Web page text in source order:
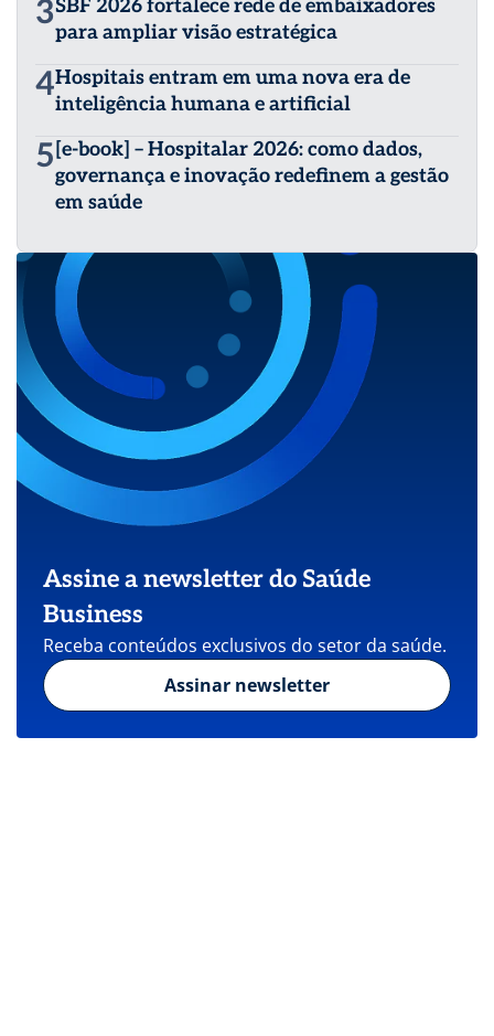
3SBF 2026 fortalece rede de embaixadores
para ampliar visão estratégica
4Hospitais entram em uma nova era de
inteligência humana e artificial
5 [e-book] – Hospitalar 2026: como dados,
governança e inovação redefinem a gestão
em saúde
Assine a newsletter do Saúde
Business
Receba conteúdos exclusivos do setor da saúde.
Assinar newsletter